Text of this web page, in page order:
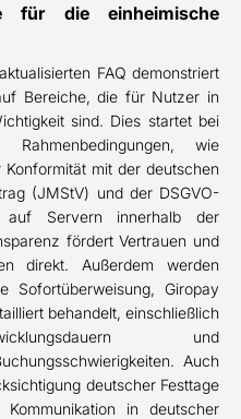
für die einheimische
FAQ demonstriert
Bereiche, die für Nutzer in
sind. Dies startet bei
wie
mit der deutschen
(JMStV) und der DSGVO-
auf Servern innerhalb der
fördert Vertrauen und
direkt. Außerdem werden
Sofortüberweisung, Giropay
behandelt, einschließlich
und
Auch
deutscher Festtage
in deutscher